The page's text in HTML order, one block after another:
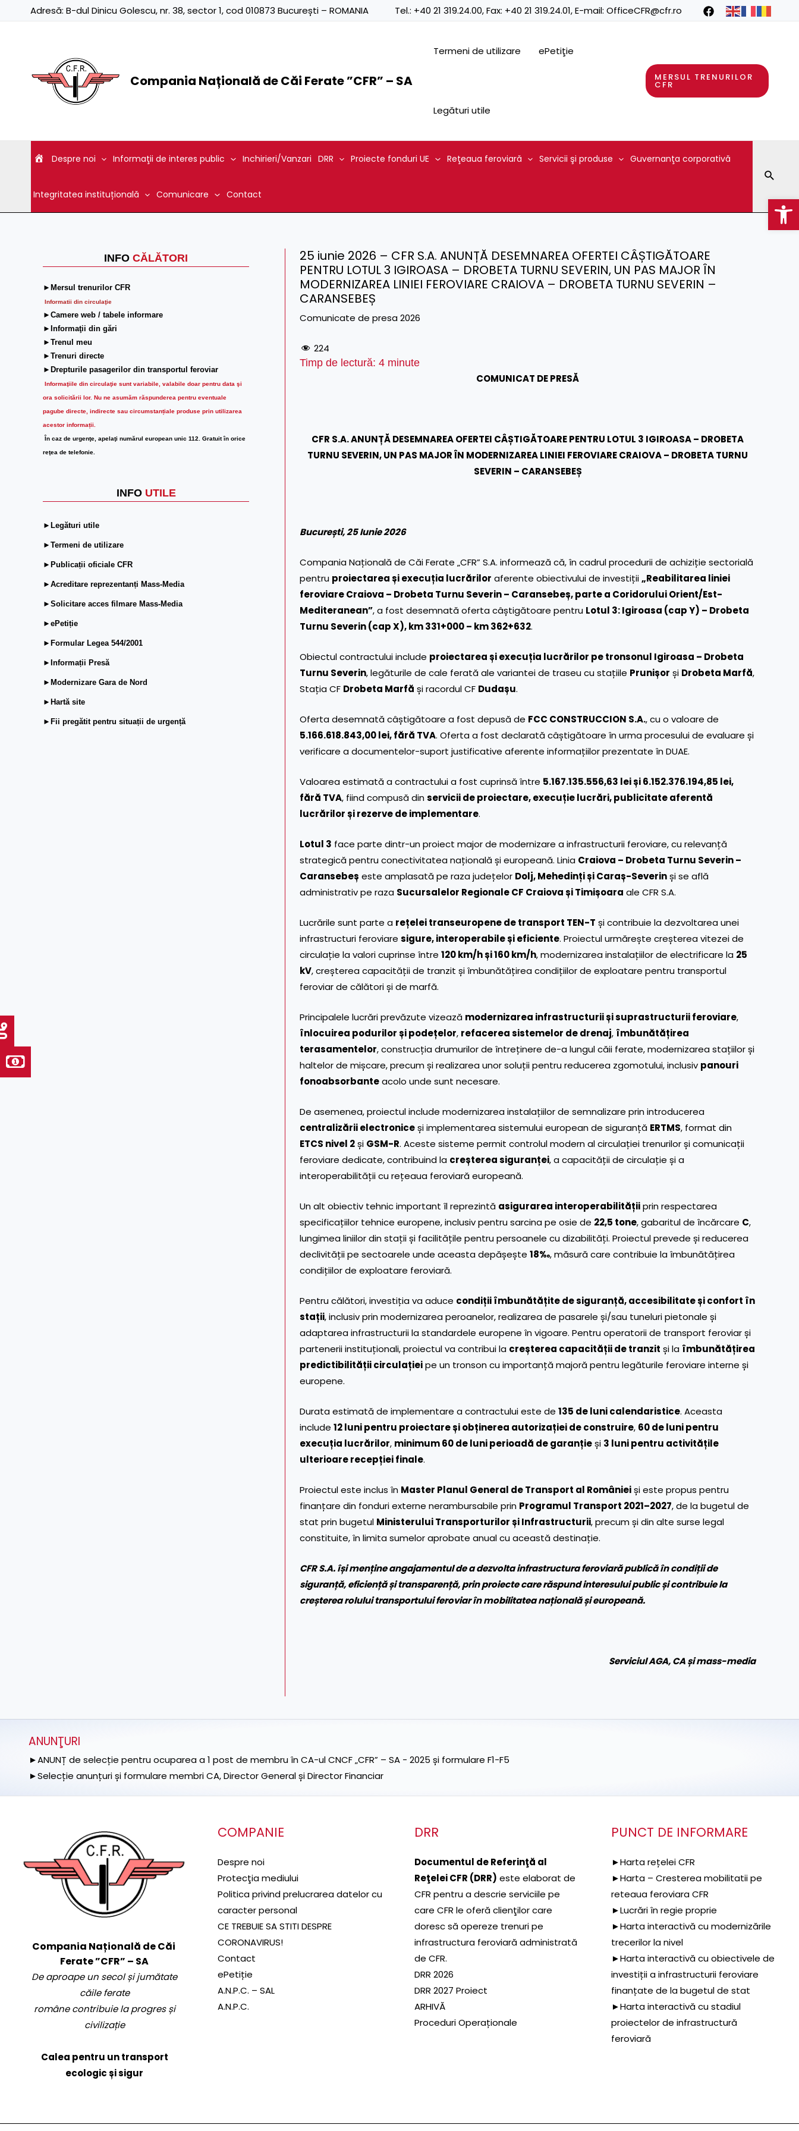
Adresă: B-dul Dinicu Golescu, nr. 38, sector 1, cod 010873 București – ROMANIA Tel.: +40 21 319.24.00, Fax: +40 21 319.24.01, E-mail: OfficeCFR@cfr.ro
Compania Națională de Căi Ferate ”CFR” – SA
Termeni de utilizare ePetiţie
Legături utile
MERSUL TRENURILOR
CFR
Despre noi Informaţii de interes public Inchirieri/Vanzari DRR Proiecte fonduri UE Reţeaua feroviară Servicii şi produse Guvernanţa corporativă
Integritatea instituțională Comunicare Contact
INFO CĂLĂTORI
►Mersul trenurilor CFR
Informatii din circulaţie
►Camere web / tabele informare
►Informaţii din gări
►Trenul meu
►Trenuri directe
►Drepturile pasagerilor din transportul feroviar
Informaţiile din circulaţie sunt variabile, valabile doar pentru data şi
ora solicitării lor. Nu ne asumăm răspunderea pentru eventuale
pagube directe, indirecte sau circumstanțiale produse prin utilizarea
acestor informații.
În caz de urgenţe, apelaţi numărul european unic 112. Gratuit în orice
reţea de telefonie.
INFO UTILE
►Legături utile
►Termeni de utilizare
►Publicații oficiale CFR
►Acreditare reprezentanți Mass-Media
►Solicitare acces filmare Mass-Media
►ePetiție
►Formular Legea 544/2001
►Informații Presă
►Modernizare Gara de Nord
►Hartă site
►Fii pregătit pentru situații de urgență
25 iunie 2026 – CFR S.A. ANUNȚĂ DESEMNAREA OFERTEI CÂȘTIGĂTOARE
PENTRU LOTUL 3 IGIROASA – DROBETA TURNU SEVERIN, UN PAS MAJOR ÎN
MODERNIZAREA LINIEI FEROVIARE CRAIOVA – DROBETA TURNU SEVERIN –
CARANSEBEȘ
Comunicate de presa 2026
224
Timp de lectură: 4 minute
COMUNICAT DE PRESĂ
CFR S.A. ANUNȚĂ DESEMNAREA OFERTEI CÂȘTIGĂTOARE PENTRU LOTUL 3 IGIROASA – DROBETA
TURNU SEVERIN, UN PAS MAJOR ÎN MODERNIZAREA LINIEI FEROVIARE CRAIOVA – DROBETA TURNU
SEVERIN – CARANSEBEȘ
București, 25 Iunie 2026
Compania Națională de Căi Ferate „CFR” S.A. informează că, în cadrul procedurii de achiziție sectorială
pentru proiectarea și execuția lucrărilor aferente obiectivului de investiții„Reabilitarea liniei
feroviare Craiova – Drobeta Turnu Severin – Caransebeș, parte a Coridorului Orient/Est-
Mediteranean”, a fost desemnată oferta câștigătoare pentru Lotul 3: Igiroasa (cap Y) – Drobeta
Turnu Severin (cap X), km 331+000 – km 362+632.
Obiectul contractului include proiectarea și execuția lucrărilor pe tronsonul Igiroasa – Drobeta
Turnu Severin, legăturile de cale ferată ale variantei de traseu cu stațiile Prunișor și Drobeta Marfă,
Stația CF Drobeta Marfă și racordul CF Dudașu.
Oferta desemnată câștigătoare a fost depusă de FCC CONSTRUCCION S.A., cu o valoare de
5.166.618.843,00 lei, fără TVA. Oferta a fost declarată câștigătoare în urma procesului de evaluare și
verificare a documentelor-suport justificative aferente informațiilor prezentate în DUAE.
Valoarea estimată a contractului a fost cuprinsă între 5.167.135.556,63 lei și 6.152.376.194,85 lei,
fără TVA, fiind compusă dinservicii de proiectare, execuție lucrări, publicitate aferentă
lucrărilor și rezerve de implementare.
Lotul 3 face parte dintr-un proiect major de modernizare a infrastructurii feroviare, cu relevanță
strategică pentru conectivitatea națională și europeană. Linia Craiova – Drobeta Turnu Severin –
Caransebeș este amplasată pe raza județelor Dolj, Mehedinți și Caraș-Severinși se află
administrativ pe raza Sucursalelor Regionale CF Craiova și Timișoara ale CFR S.A.
Lucrările sunt parte a rețelei transeuropene de transport TEN-T și contribuie la dezvoltarea unei
infrastructuri feroviare sigure, interoperabile și eficiente. Proiectul urmărește creșterea vitezei de
circulație la valori cuprinse între 120 km/h și 160 km/h, modernizarea instalațiilor de electrificare la 25
kV, creșterea capacității de tranzit și îmbunătățirea condițiilor de exploatare pentru transportul
feroviar de călători și de marfă.
Principalele lucrări prevăzute vizează modernizarea infrastructurii și suprastructurii feroviare,
înlocuirea podurilor și podețelor, refacerea sistemelor de drenaj, îmbunătățirea
terasamentelor, construcția drumurilor de întreținere de-a lungul căii ferate, modernizarea stațiilor și
haltelor de mișcare, precum și realizarea unor soluții pentru reducerea zgomotului, inclusiv panouri
fonoabsorbanteacolo unde sunt necesare.
De asemenea, proiectul include modernizarea instalațiilor de semnalizare prin introducerea
centralizării electroniceși implementarea sistemului european de siguranță ERTMS, format din
ETCS nivel 2și GSM-R. Aceste sisteme permit controlul modern al circulației trenurilor și comunicații
feroviare dedicate, contribuind la creșterea siguranței, a capacității de circulație și a
interoperabilității cu rețeaua feroviară europeană.
Un alt obiectiv tehnic important îl reprezintă asigurarea interoperabilitățiiprin respectarea
specificațiilor tehnice europene, inclusiv pentru sarcina pe osie de 22,5 tone, gabaritul de încărcare C,
lungimea liniilor din stații și facilitățile pentru persoanele cu dizabilități. Proiectul prevede și reducerea
declivității pe sectoarele unde aceasta depășește 18‰, măsură care contribuie la îmbunătățirea
condițiilor de exploatare feroviară.
Pentru călători, investiția va aduce condiții îmbunătățite de siguranță, accesibilitate și confort în
stații, inclusiv prin modernizarea peroanelor, realizarea de pasarele și/sau tuneluri pietonale și
adaptarea infrastructurii la standardele europene în vigoare. Pentru operatorii de transport feroviar și
partenerii instituționali, proiectul va contribui la creșterea capacității de tranzit și la îmbunătățirea
predictibilității circulațieipe un tronson cu importanță majoră pentru legăturile feroviare interne și
europene.
Durata estimată de implementare a contractului este de 135 de luni calendaristice. Aceasta
include 12 luni pentru proiectare și obținerea autorizației de construire, 60 de luni pentru
execuția lucrărilor, minimum 60 de luni perioadă de garanțieși 3 luni pentru activitățile
ulterioare recepției finale.
Proiectul este inclus în Master Planul General de Transport al Românieiși este propus pentru
finanțare din fonduri externe nerambursabile prin Programul Transport 2021–2027, de la bugetul de
stat prin bugetul Ministerului Transporturilor și Infrastructurii, precum și din alte surse legal
constituite, în limita sumelor aprobate anual cu această destinație.
CFR S.A. își menține angajamentul de a dezvolta infrastructura feroviară publică în condiții de
siguranță, eficiență și transparență, prin proiecte care răspund interesului public și contribuie la
creșterea rolului transportului feroviar în mobilitatea națională și europeană.
Serviciul AGA, CA și mass-media
ANUNŢURI
►ANUNȚ de selecție pentru ocuparea a 1 post de membru în CA-ul CNCF „CFR” – SA - 2025 și formulare F1-F5
►Selecție anunțuri și formulare membri CA, Director General și Director Financiar
Compania Națională de Căi
Ferate ”CFR” – SA
De aproape un secol și jumătate
căile ferate
române contribuie la progres și
civilizație
Calea pentru un transport
ecologic și sigur
COMPANIE
Despre noi
Protecţia mediului
Politica privind prelucrarea datelor cu
caracter personal
CE TREBUIE SA STITI DESPRE
CORONAVIRUS!
Contact
ePetiție
A.N.P.C. – SAL
A.N.P.C.
DRR
Documentul de Referinţă al
Reţelei CFR (DRR) este elaborat de
CFR pentru a descrie serviciile pe
care CFR le oferă clienţilor care
doresc să opereze trenuri pe
infrastructura feroviară administrată
de CFR.
DRR 2026
DRR 2027 Proiect
ARHIVĂ
Proceduri Operaționale
PUNCT DE INFORMARE
►Harta rețelei CFR
►Harta – Cresterea mobilitatii pe
reteaua feroviara CFR
►Lucrări în regie proprie
►Harta interactivă cu modernizările
trecerilor la nivel
►Harta interactivă cu obiectivele de
investiții a infrastructurii feroviare
finanțate de la bugetul de stat
►Harta interactivă cu stadiul
proiectelor de infrastructură
feroviară